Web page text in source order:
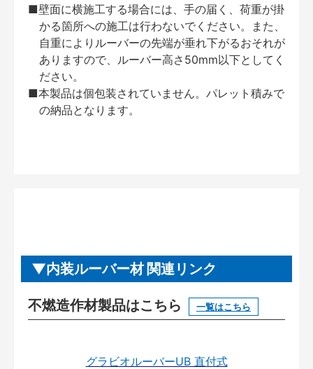
■壁面に横施工する場合には、手の届く、荷重が掛
かる箇所への施工は行わないでください。また、
自重によりルーバーの先端が垂れ下がるおそれが
ありますので、ルーバー高さ50mm以下としてく
ださい。
■本製品は個包装されていません。パレット積みで
の納品となります。
内装ルーバー材 関連リンク
不燃造作材製品はこちら 一覧はこちら
グラビオルーバーUB 直付式